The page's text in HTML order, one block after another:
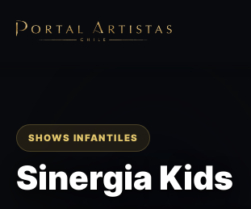
SHOWS INFANTILES
Sinergia Kids